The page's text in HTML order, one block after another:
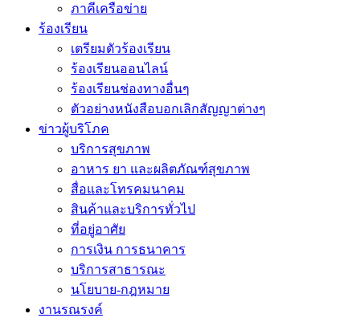
ภาคีเครือข่าย
ร้องเรียน
เตรียมตัวร้องเรียน
ร้องเรียนออนไลน์
ร้องเรียนช่องทางอื่นๆ
ตัวอย่างหนังสือบอกเลิกสัญญาต่างๆ
ข่าวผู้บริโภค
บริการสุขภาพ
อาหาร ยา และผลิตภัณฑ์สุขภาพ
สื่อและโทรคมนาคม
สินค้าและบริการทั่วไป
ที่อยู่อาศัย
การเงิน การธนาคาร
บริการสาธารณะ
นโยบาย-กฎหมาย
งานรณรงค์